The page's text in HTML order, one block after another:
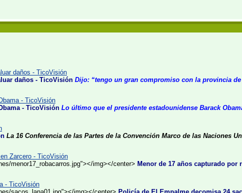
daños - TicoVisión
daños - TicoVisión Dijo: “tengo un gran compromiso con la provincia
- TicoVisión
- TicoVisión Lo último que el presidente estadounidense Barack
La 16 Conferencia de las Partes de la Convención Marco de las Naciones
Zarcero - TicoVisión
menor17_robacarros.jpg"></img></center> Menor de 17 años capturado
- TicoVisión